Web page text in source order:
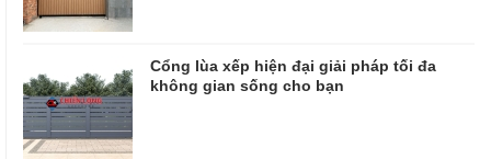
Cổng lùa xếp hiện đại giải pháp tối đa
không gian sống cho bạn